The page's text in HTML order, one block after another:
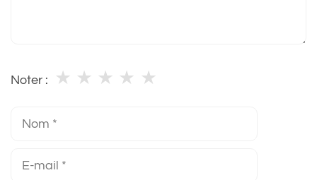
Noter : ★
★
★
★
★